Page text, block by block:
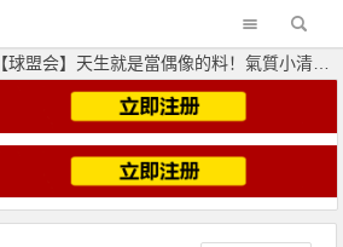
【球盟会】天生就是當偶像的料！氣質小清新「阿部菜々実」神級美貌如天使下凡 笑容讓人秒淪陷